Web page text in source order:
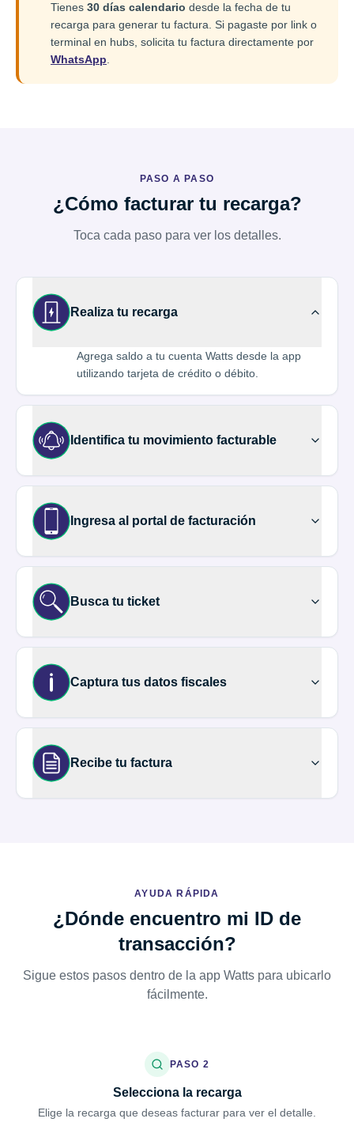
Tienes 30 días calendario desde la fecha de tu
recarga para generar tu factura. Si pagaste por link o
terminal en hubs, solicita tu factura directamente por
WhatsApp
PASO A PASO
¿Cómo facturar tu recarga?
Toca cada paso para ver los detalles.
Realiza tu recarga
Agrega saldo a tu cuenta Watts desde la app
utilizando tarjeta de crédito o débito.
Identifica tu movimiento facturable
Ingresa al portal de facturación
Busca tu ticket
Captura tus datos fiscales
Recibe tu factura
AYUDA RÁPIDA
¿Dónde encuentro mi ID de
transacción?
Sigue estos pasos dentro de la app Watts para ubicarlo
fácilmente.
PASO 2
Selecciona la recarga
Elige la recarga que deseas facturar para ver el detalle.